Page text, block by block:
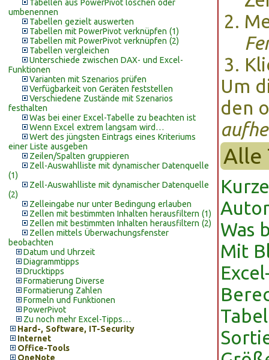
Tabellen aus PowerPivot löschen oder
umbenennen
Tabellen gezielt auswerten
Tabellen mit PowerPivot verknüpfen (1)
Tabellen mit PowerPivot verknüpfen (2)
Tabellen vergleichen
Unterschiede zwischen DAX- und Excel-
Funktionen
Varianten mit Szenarios prüfen
Verfügbarkeit von Geräten feststellen
Verschiedene Zustände mit Szenarios
festhalten
Was bei einer Excel-Tabelle zu beachten ist
Wenn Excel extrem langsam wird…
Wert des jüngsten Eintrags eines Kriteriums
einer Liste ausgeben
Zeilen/Spalten gruppieren
Zell-Auswahlliste mit dynamischer Datenquelle
(1)
Zell-Auswahlliste mit dynamischer Datenquelle
(2)
Zelleingabe nur unter Bedingung erlauben
Zellen mit bestimmten Inhalten herausfiltern (1)
Zellen mit bestimmten Inhalten herausfiltern (2)
Zellen mittels Überwachungsfenster
beobachten
Datum und Uhrzeit
Diagrammtipps
Drucktipps
Formatierung Diverse
Formatierung Zahlen
Formeln und Funktionen
PowerPivot
Zu noch mehr Excel-Tipps…
Hard-, Software, IT-Security
Internet
Office-Tools
OneNote
Um
den
Alle
Was
Mit